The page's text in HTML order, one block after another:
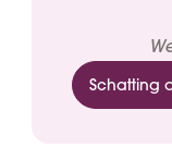
Schatting